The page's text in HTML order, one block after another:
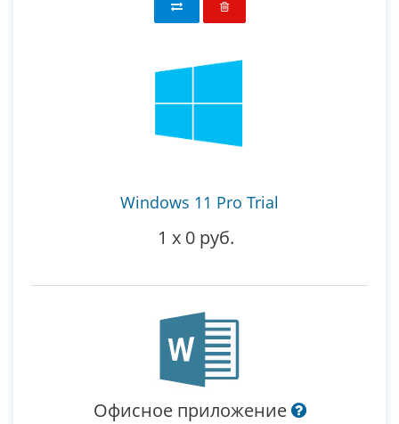
Windows 11 Pro Trial
1 x 0 руб.
Офисное приложение